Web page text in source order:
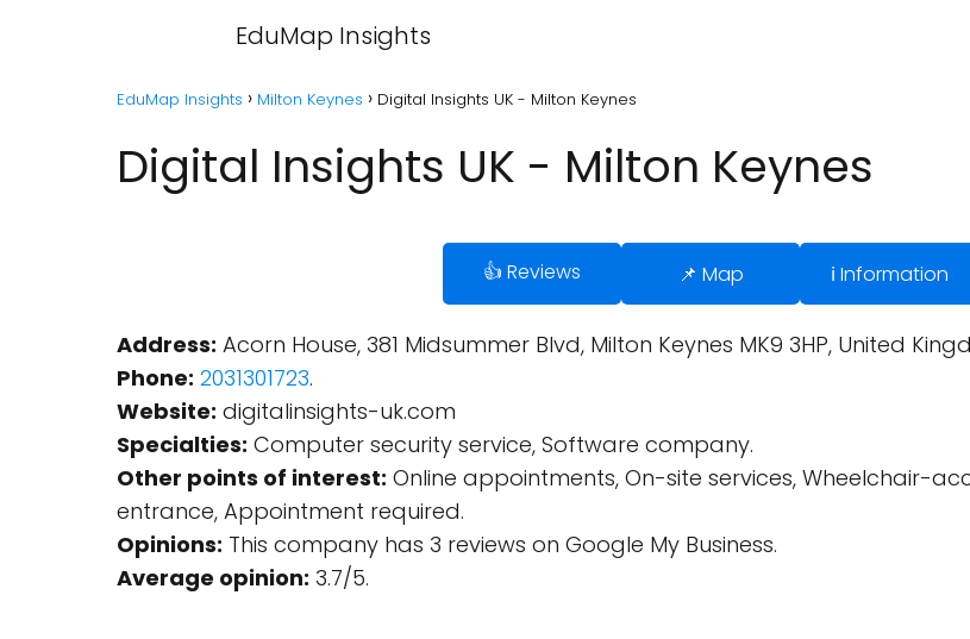
EduMap Insights
EduMap Insights Milton Keynes Digital Insights UK - Milton Keynes
Digital Insights UK - Milton Keynes
👍 Reviews 📌 Map ℹ️ Information
Address: Acorn House, 381 Midsummer Blvd, Milton Keynes MK9 3HP, United
Phone: 2031301723.
Website: digitalinsights-uk.com
Specialties: Computer security service, Software company.
Other points of interest: Online appointments, On-site services, Wheelchair-
entrance, Appointment required.
Opinions: This company has 3 reviews on Google My Business.
Average opinion: 3.7/5.